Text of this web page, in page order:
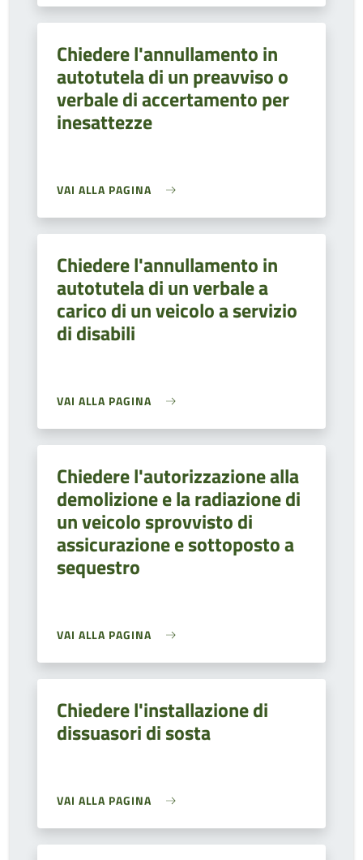
Chiedere l'annullamento in
autotutela di un preavviso o
verbale di accertamento per
inesattezze
VAI ALLA PAGINA
Chiedere l'annullamento in
autotutela di un verbale a
carico di un veicolo a servizio
di disabili
VAI ALLA PAGINA
Chiedere l'autorizzazione alla
demolizione e la radiazione di
un veicolo sprovvisto di
assicurazione e sottoposto a
sequestro
VAI ALLA PAGINA
Chiedere l'installazione di
dissuasori di sosta
VAI ALLA PAGINA